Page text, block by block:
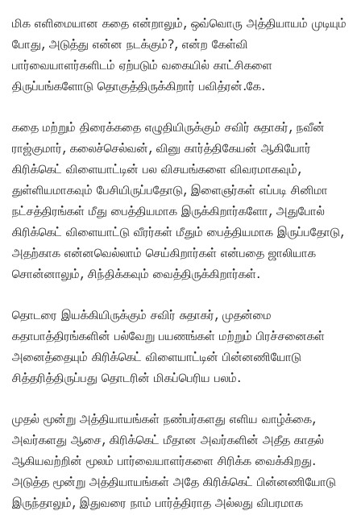
மிக எளிமையான கதை என்றாலும், ஒவ்வொரு அத்தியாயம் முடியும்
போது, அடுத்து என்ன நடக்கும்?, என்ற கேள்வி
பார்வையாளர்களிடம் ஏற்படும் வகையில் காட்சிகளை
திருப்பங்களோடு தொகுத்திருக்கிறார் பவித்ரன்.கே.
கதை மற்றும் திரைக்கதை எழுதியிருக்கும் சவிர் சுதாகர், நவீன்
ராஜ்குமார், கலைச்செல்வன், வினு கார்த்திகேயன் ஆகியோர்
கிரிக்கெட் விளையாட்டின் பல விசயங்களை விவரமாகவும்,
துள்ளியமாகவும் பேசியிருப்பதோடு, இளைஞர்கள் எப்படி சினிமா
நட்சத்திரங்கள் மீது பைத்தியமாக இருக்கிறார்களோ, அதுபோல்
கிரிக்கெட் விளையாட்டு வீரர்கள் மீதும் பைத்தியமாக இருப்பதோடு,
அதற்காக என்னவெல்லாம் செய்கிறார்கள் என்பதை ஜாலியாக
சொன்னாலும், சிந்திக்கவும் வைத்திருக்கிறார்கள்.
தொடரை இயக்கியிருக்கும் சவிர் சுதாகர், முதன்மை
கதாபாத்திரங்களின் பல்வேறு பயணங்கள் மற்றும் பிரச்சனைகள்
அனைத்தையும் கிரிக்கெட் விளையாட்டின் பின்னணியோடு
சித்தரித்திருப்பது தொடரின் மிகப்பெரிய பலம்.
முதல் மூன்று அத்தியாயங்கள் நண்பர்களது எளிய வாழ்க்கை,
அவர்களது ஆசை, கிரிக்கெட் மீதான அவர்களின் அதீத காதல்
ஆகியவற்றின் மூலம் பார்வையாளர்களை சிரிக்க வைக்கிறது.
அடுத்த மூன்று அத்தியாயங்கள் அதே கிரிக்கெட் பின்னணியோடு
இருந்தாலும், இதுவரை நாம் பார்த்திராத அல்லது விபரமாக